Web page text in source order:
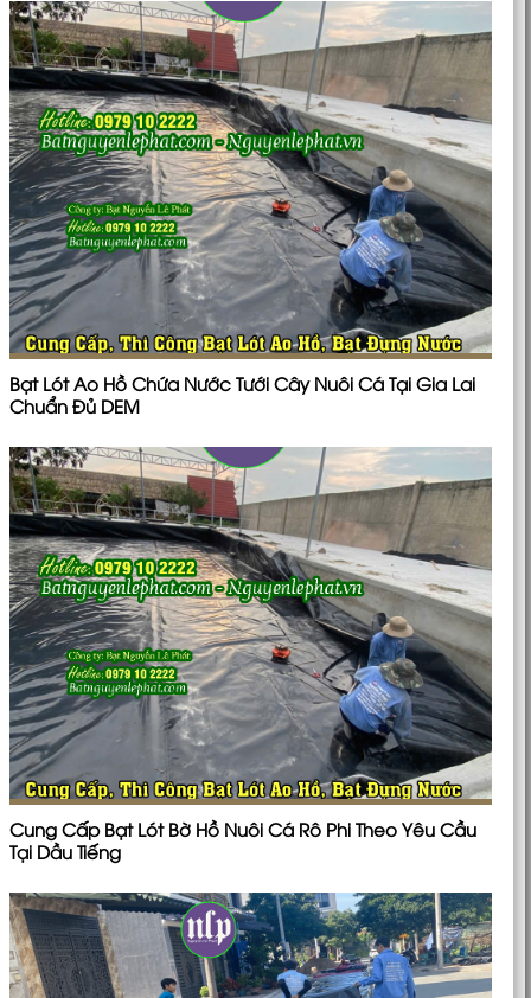
Bạt Lót Ao Hồ Chứa Nước Tưới Cây Nuôi Cá Tại Gia Lai
Chuẩn Đủ DEM
Cung Cấp Bạt Lót Bờ Hồ Nuôi Cá Rô Phi Theo Yêu Cầu
Tại Dầu Tiếng